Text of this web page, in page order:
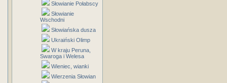
Słowianie Połabscy
Słowianie
Wschodni
Słowiańska dusza
Ukraiński Olimp
W kraju Peruna,
Swaroga i Welesa
Wieniec, wianki
Wierzenia Słowian